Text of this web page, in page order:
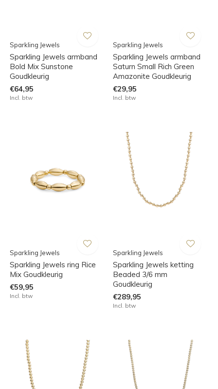
Sparkling Jewels
Sparkling Jewels armband
Bold Mix Sunstone
Goudkleurig
€64,95
Incl. btw
Sparkling Jewels
Sparkling Jewels armband
Saturn Small Rich Green
Amazonite Goudkleurig
€29,95
Incl. btw
Sparkling Jewels
Sparkling Jewels ring Rice
Mix Goudkleurig
€59,95
Incl. btw
Sparkling Jewels
Sparkling Jewels ketting
Beaded 3/6 mm
Goudkleurig
€289,95
Incl. btw